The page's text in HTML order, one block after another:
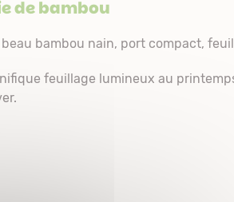
de bambou
beau bambou nain, port compact,
feuillage lumineux au